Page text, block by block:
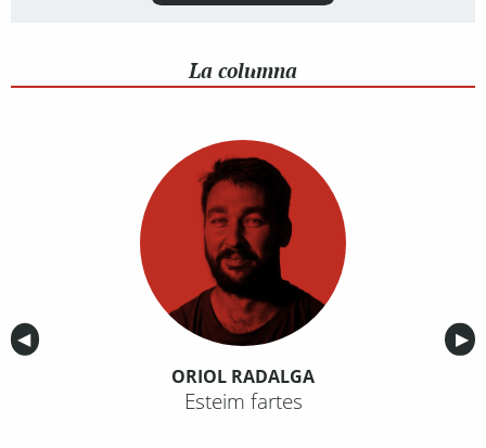
La columna
Anterior
◀︎ ▶︎
ORIOL RADALGA
Esteim fartes